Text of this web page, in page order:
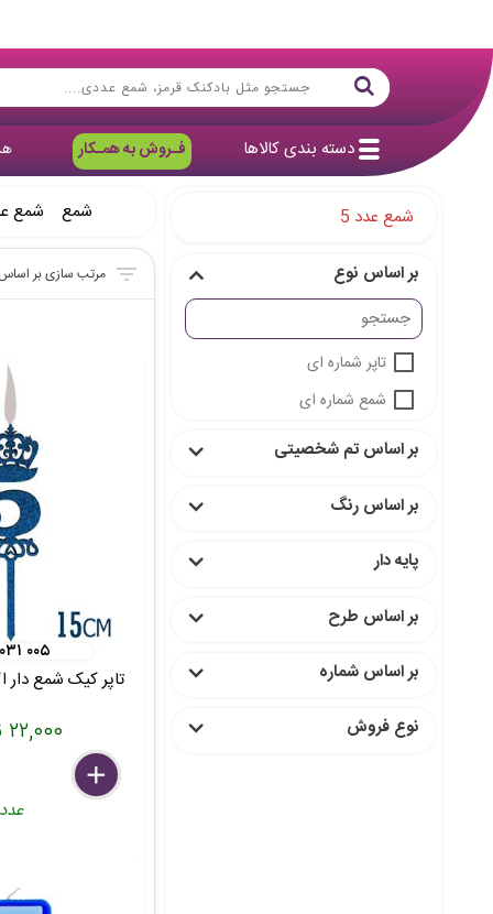
دسته بندی کالاها فـروش به همـکار
شمع شمع
۱۰۳
تاپر کیک شمع دار
۲۲,۰۰۰ تومان
delete
remove
add
عدد
شمع عدد 5
بر اساس نوع
تاپر شماره ای
شمع شماره ای
بر اساس تم شخصیتی
بر اساس رنگ
پایه دار
بر اساس طرح
بر اساس شماره
نوع فروش